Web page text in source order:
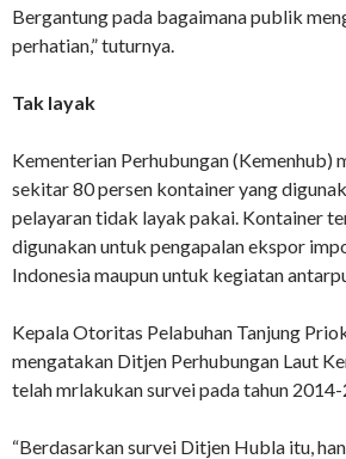
Bergantung pada bagaimana publik
perhatian,” tuturnya.
Tak layak
Kementerian Perhubungan (Kemenhub)
sekitar 80 persen kontainer yang
pelayaran tidak layak pakai. Kontainer
digunakan untuk pengapalan ekspor
Indonesia maupun untuk kegiatan
Kepala Otoritas Pelabuhan Tanjung
mengatakan Ditjen Perhubungan Laut
telah mrlakukan survei pada tahun
“Berdasarkan survei Ditjen Hubla itu,